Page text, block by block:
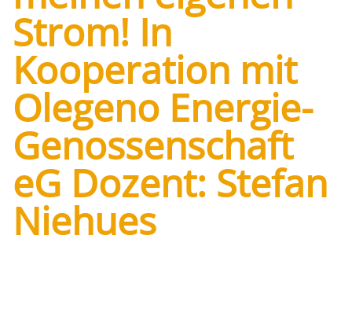
Strom! In
Kooperation mit
Olegeno Energie-
Genossenschaft
eG Dozent: Stefan
Niehues